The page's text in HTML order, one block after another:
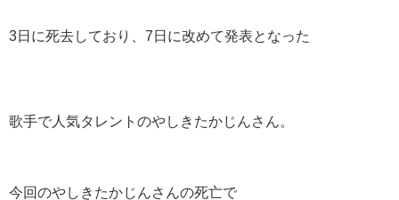
3日に死去しており、7日に改めて発表となった
歌手で人気タレントのやしきたかじんさん。
今回のやしきたかじんさんの死亡で